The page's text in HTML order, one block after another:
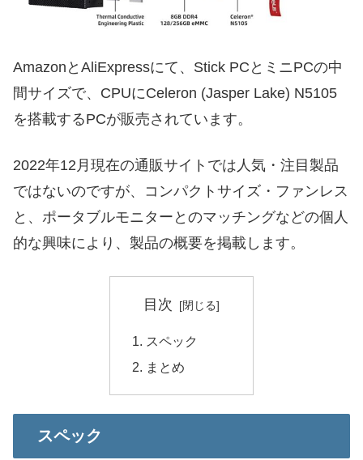
AmazonとAliExpressにて、Stick PCとミニPCの中
間サイズで、CPUにCeleron (Jasper Lake) N5105
を搭載するPCが販売されています。
2022年12月現在の通販サイトでは人気・注目製品
ではないのですが、コンパクトサイズ・ファンレス
と、ポータブルモニターとのマッチングなどの個人
的な興味により、製品の概要を掲載します。
目次
スペック
まとめ
スペック